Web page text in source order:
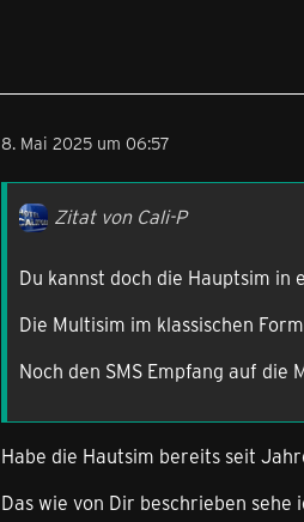
8. Mai 2025 um 06:57
Zitat von Cali-P
Du kannst doch die Hauptsim in
Die Multisim im klassischen
Noch den SMS Empfang auf die
Habe die Hautsim bereits seit
Das wie von Dir beschrieben